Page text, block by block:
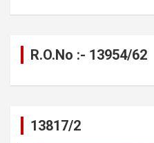
R.O.No :- 13954/62
13817/2